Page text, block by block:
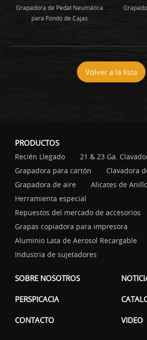
Grapadora de Pedal Neumática
para Fondo de Cajas
Volver a la lista
PRODUCTOS
Recién Llegado
21 & 23 Ga.
Grapadora para cartón
Clavadora
Grapadora de aire
Alicates de
Herramienta especial
Repuestos del mercado de accesorios
Grapas copiadora para impresora
Aluminio Lata de Aerosol Recargable
Industria de sujetadores
SOBRE NOSOTROS
PERSPICACIA
CONTACTO VIDEO